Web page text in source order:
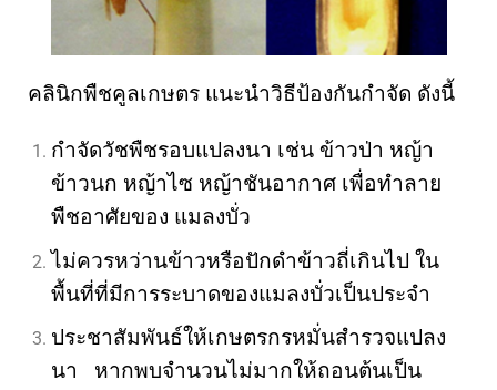
คลินิกพืชคูลเกษตร แนะนำวิธีป้องกันกำจัด ดังนี้
กำจัดวัชพืชรอบแปลงนา เช่น ข้าวป่า หญ้า
ข้าวนก หญ้าไซ หญ้าชันอากาศ เพื่อทำลาย
พืชอาศัยของ แมลงบั่ว
ไม่ควรหว่านข้าวหรือปักดำข้าวถี่เกินไป ใน
พื้นที่ที่มีการระบาดของแมลงบั่วเป็นประจำ
ประชาสัมพันธ์ให้เกษตรกรหมั่นสำรวจแปลง
นา หากพบจำนวนไม่มากให้ถอนต้นเป็น